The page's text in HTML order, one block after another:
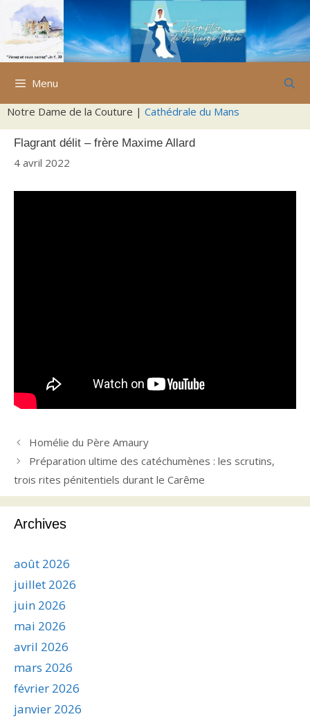
Aller
contenu
Menu
Notre Dame de la Couture | Cathédrale du Mans
Flagrant délit – frère Maxime Allard
4 avril 2022
Homélie du Père Amaury
Préparation ultime des catéchumènes : les scrutins,
trois rites pénitentiels durant le Carême
Archives
août 2026
juillet 2026
juin 2026
mai 2026
avril 2026
mars 2026
février 2026
janvier 2026